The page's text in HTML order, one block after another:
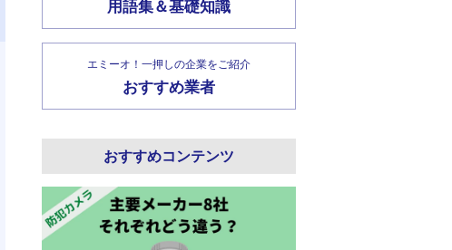
用語集＆基礎知識
エミーオ！一押しの企業をご紹介
おすすめ業者
おすすめコンテンツ